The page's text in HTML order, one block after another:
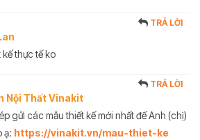
TRẢ LỜI
kế thực tế ko
Nội Thất Vinakit
TRẢ LỜI
gửi các mẫu thiết kế mới nhất để Anh (chị)
ạ: https://vinakit.vn/mau-thiet-ke